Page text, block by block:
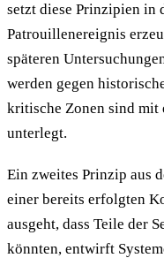
setzt diese Prinzipien in
Patrouillenereignis
späteren
werden gegen
kritische Zonen sind mit
unterlegt.
Ein zweites Prinzip aus
einer bereits erfolgten
ausgeht, dass Teile der
könnten, entwirft